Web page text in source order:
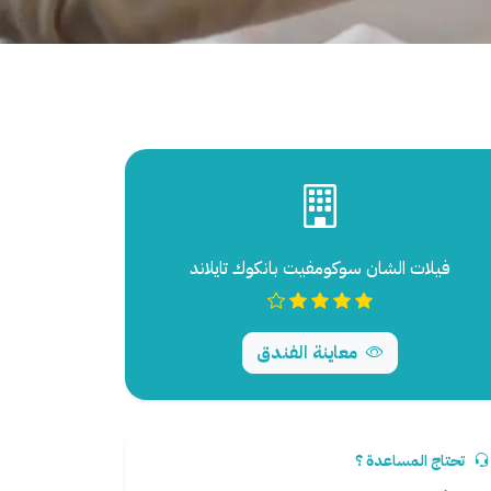
فيلات الشان سوكومفيت بانكوك تايلاند
معاينة الفندق
تحتاج المساعدة ؟